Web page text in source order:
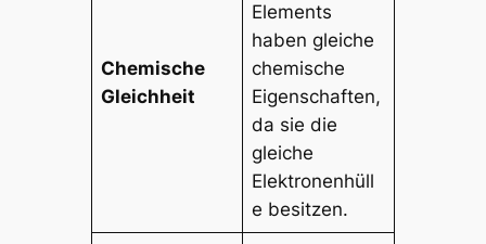
Chemische
Gleichheit
Elements
haben gleiche
chemische
Eigenschaften,
da sie die
gleiche
Elektronenhüll
e besitzen.